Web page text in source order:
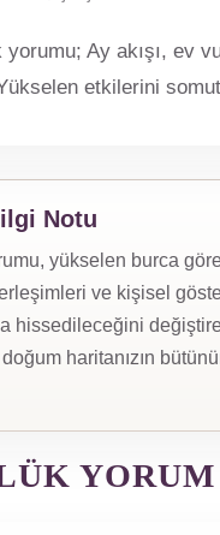
Ay akışı, ev
etkilerini
Notu
yükselen burca
ve kişisel
hissedileceğini
haritanızın